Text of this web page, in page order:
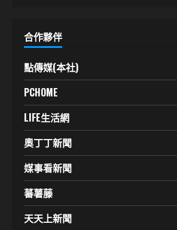
合作夥伴
點傳媒(本社)
PCHOME
LIFE生活網
奧丁丁新聞
媒事看新聞
蕃薯藤
天天上新聞